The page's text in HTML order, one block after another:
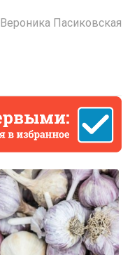
Вероника Пасиковская